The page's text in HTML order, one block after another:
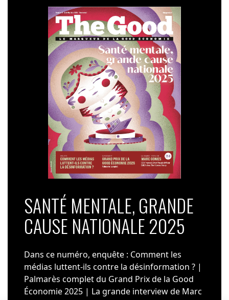
SANTÉ MENTALE, GRANDE
CAUSE NATIONALE 2025
Dans ce numéro, enquête : Comment les
médias luttent-ils contre la désinformation ? |
Palmarès complet du Grand Prix de la Good
Économie 2025 | La grande interview de Marc